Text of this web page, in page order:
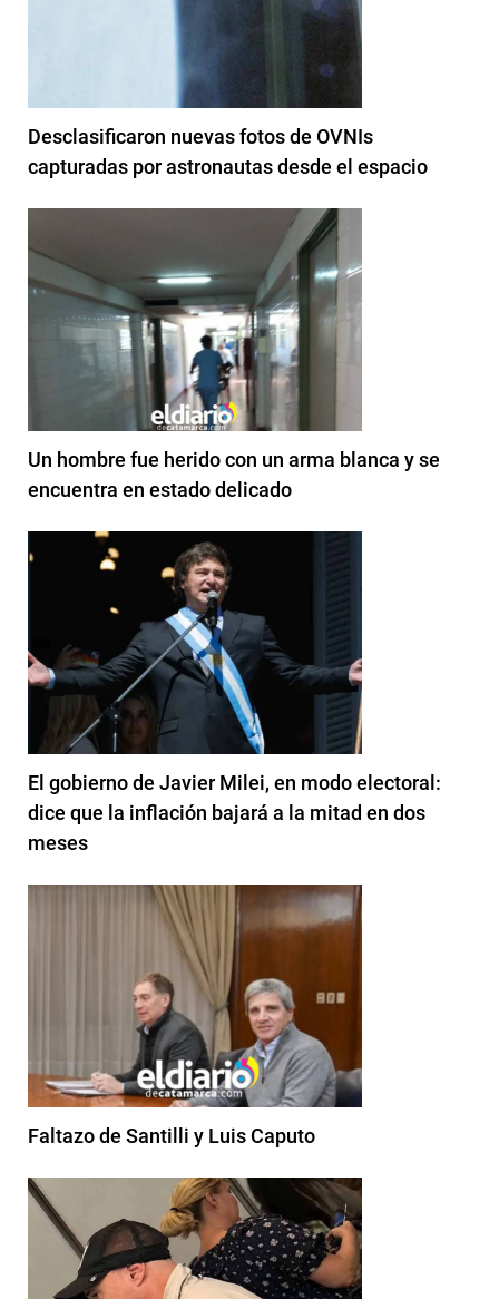
Desclasificaron nuevas fotos de OVNIs
capturadas por astronautas desde el espacio
Un hombre fue herido con un arma blanca y se
encuentra en estado delicado
El gobierno de Javier Milei, en modo electoral:
dice que la inflación bajará a la mitad en dos
meses
Faltazo de Santilli y Luis Caputo